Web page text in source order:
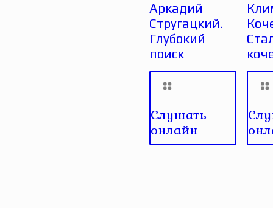
Аркадий
Стругацкий.
Глубокий
поиск
Слушать
онлайн